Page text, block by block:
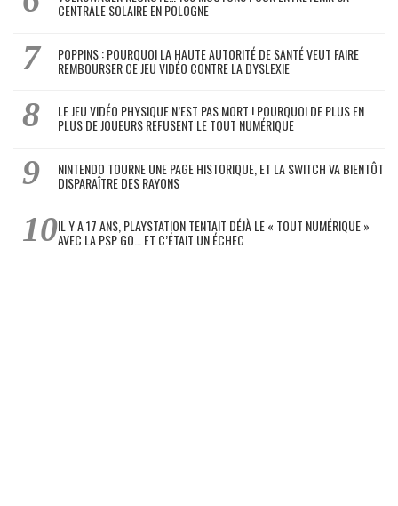
CENTRALE SOLAIRE EN POLOGNE
POPPINS : POURQUOI LA HAUTE AUTORITÉ DE SANTÉ VEUT FAIRE
REMBOURSER CE JEU VIDÉO CONTRE LA DYSLEXIE
LE JEU VIDÉO PHYSIQUE N’EST PAS MORT ! POURQUOI DE PLUS EN
PLUS DE JOUEURS REFUSENT LE TOUT NUMÉRIQUE
NINTENDO TOURNE UNE PAGE HISTORIQUE, ET LA SWITCH VA BIENTÔT
DISPARAÎTRE DES RAYONS
IL Y A 17 ANS, PLAYSTATION TENTAIT DÉJÀ LE « TOUT NUMÉRIQUE »
AVEC LA PSP GO… ET C’ÉTAIT UN ÉCHEC